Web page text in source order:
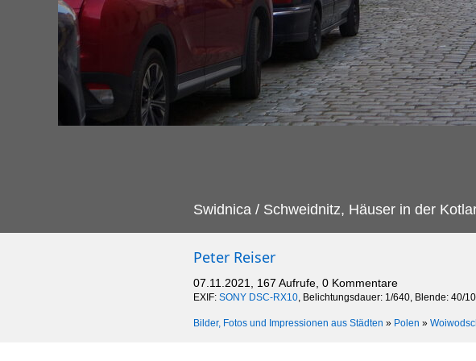
Swidnica / Schweidnitz, Häuser in der
Peter Reiser
07.11.2021, 167 Aufrufe, 0 Kommentare
EXIF: SONY DSC-RX10, Belichtungsdauer: 1/640, Blende: 40/
Bilder, Fotos und Impressionen aus Städten » Polen »